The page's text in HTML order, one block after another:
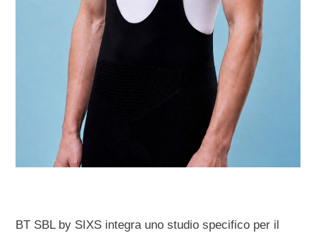
BT SBL by SIXS integra uno studio specifico per il